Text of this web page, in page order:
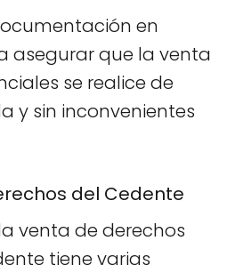
en
asegurar que la venta
se realice de
y sin inconvenientes
del Cedente
venta de derechos
tiene varias